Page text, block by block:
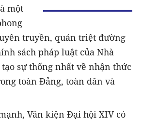
một
truyền, quán triệt đường
sách pháp luật của Nhà
sự thống nhất về nhận thức
toàn Đảng, toàn dân và
Văn kiện Đại hội XIV có